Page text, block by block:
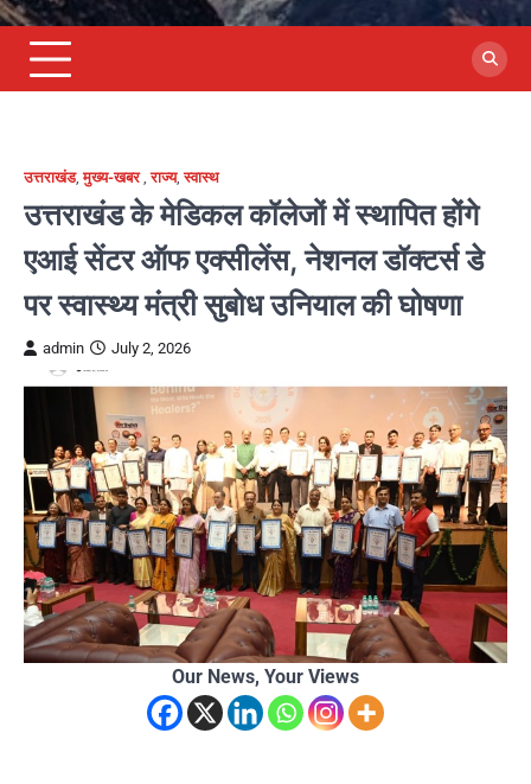
उत्तराखंड,मुख्य-खबर,राज्य,स्वास्थ
उत्तराखंड के मेडिकल कॉलेजों में स्थापित होंगे
एआई सेंटर ऑफ एक्सीलेंस, नेशनल डॉक्टर्स डे
पर स्वास्थ्य मंत्री सुबोध उनियाल की घोषणा
admin July 2, 2026
Our News, Your Views